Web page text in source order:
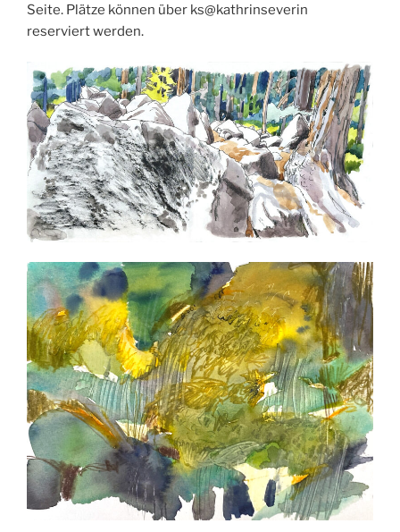
Seite. Plätze können über ks@kathrinseverin
reserviert werden.